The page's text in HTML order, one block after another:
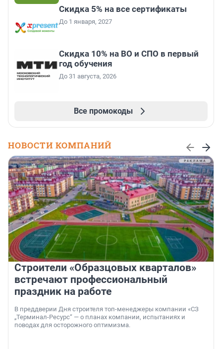
Скидка 5% на все сертификаты
До 1 января, 2027
Скидка 10% на ВО и СПО в первый
год обучения
До 31 августа, 2026
Все промокоды
НОВОСТИ КОМПАНИЙ
Строители «Образцовых кварталов»
встречают профессиональный
праздник на работе
В преддверии Дня строителя топ-менеджеры компании «СЗ
„Терминал-Ресурс“ — о планах компании, испытаниях и
поводах для осторожного оптимизма.